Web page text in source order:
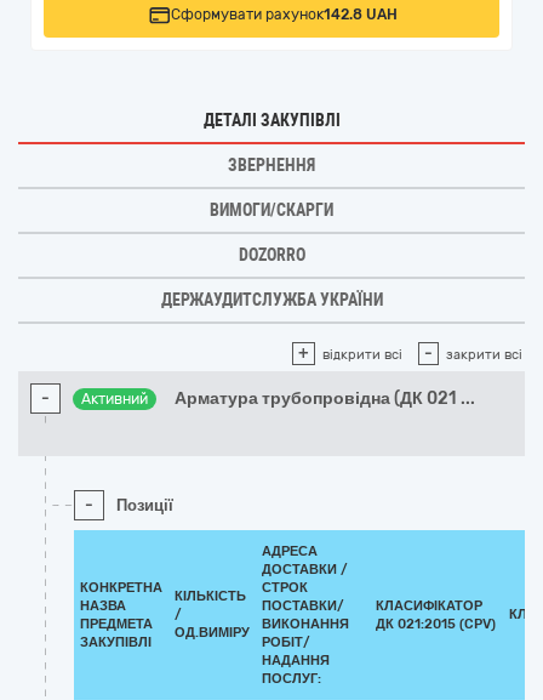
Сформувати рахунок142.8 UAH
ДЕТАЛІ ЗАКУПІВЛІ
ЗВЕРНЕННЯ
ВИМОГИ/СКАРГИ
DOZORRO
ДЕРЖАУДИТСЛУЖБА УКРАЇНИ
+ відкрити всі - закрити всі
- Активний Арматура трубопровідна (ДК 021 ...
- Позиції
КОНКРЕТНА
НАЗВА
ПРЕДМЕТА
ЗАКУПІВЛІ
КІЛЬКІСТЬ
/
ОД.ВИМІРУ
АДРЕСА
ДОСТАВКИ /
СТРОК
ПОСТАВКИ/
ВИКОНАННЯ
РОБІТ/
НАДАННЯ
ПОСЛУГ:
КЛАСИФІКАТОР
ДК 021:2015 (CPV)